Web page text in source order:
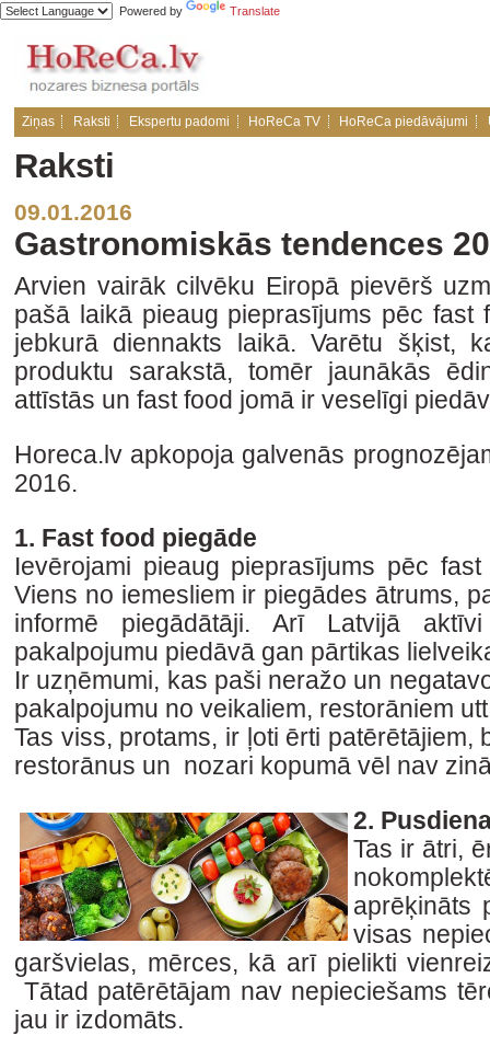
Powered by Translate
Ziņas Raksti Ekspertu padomi HoReCa TV HoReCa piedāvājumi
Raksti
09.01.2016
Gastronomiskās tendences
Arvien vairāk cilvēku Eiropā pievērš
pašā laikā pieaug pieprasījums pēc fast
jebkurā diennakts laikā. Varētu šķist,
produktu sarakstā, tomēr jaunākās
attīstās un fast food jomā ir veselīgi
Horeca.lv apkopoja galvenās
2016.
1. Fast food piegāde
Ievērojami pieaug pieprasījums pēc
Viens no iemesliem ir piegādes ātrums,
informē piegādātāji. Arī Latvijā
pakalpojumu piedāvā gan pārtikas
Ir uzņēmumi, kas paši neražo un
pakalpojumu no veikaliem, restorāniem
Tas viss, protams, ir ļoti ērti patērētājiem,
restorānus un nozari kopumā vēl nav
2.
Tas ir ātri,
aprēķināts
visas
garšvielas, mērces, kā arī pielikti
Tātad patērētājam nav nepieciešams
jau ir izdomāts.